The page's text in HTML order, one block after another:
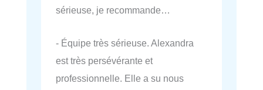
sérieuse, je recommande…
- Équipe très sérieuse. Alexandra
est très persévérante et
professionnelle. Elle a su nous